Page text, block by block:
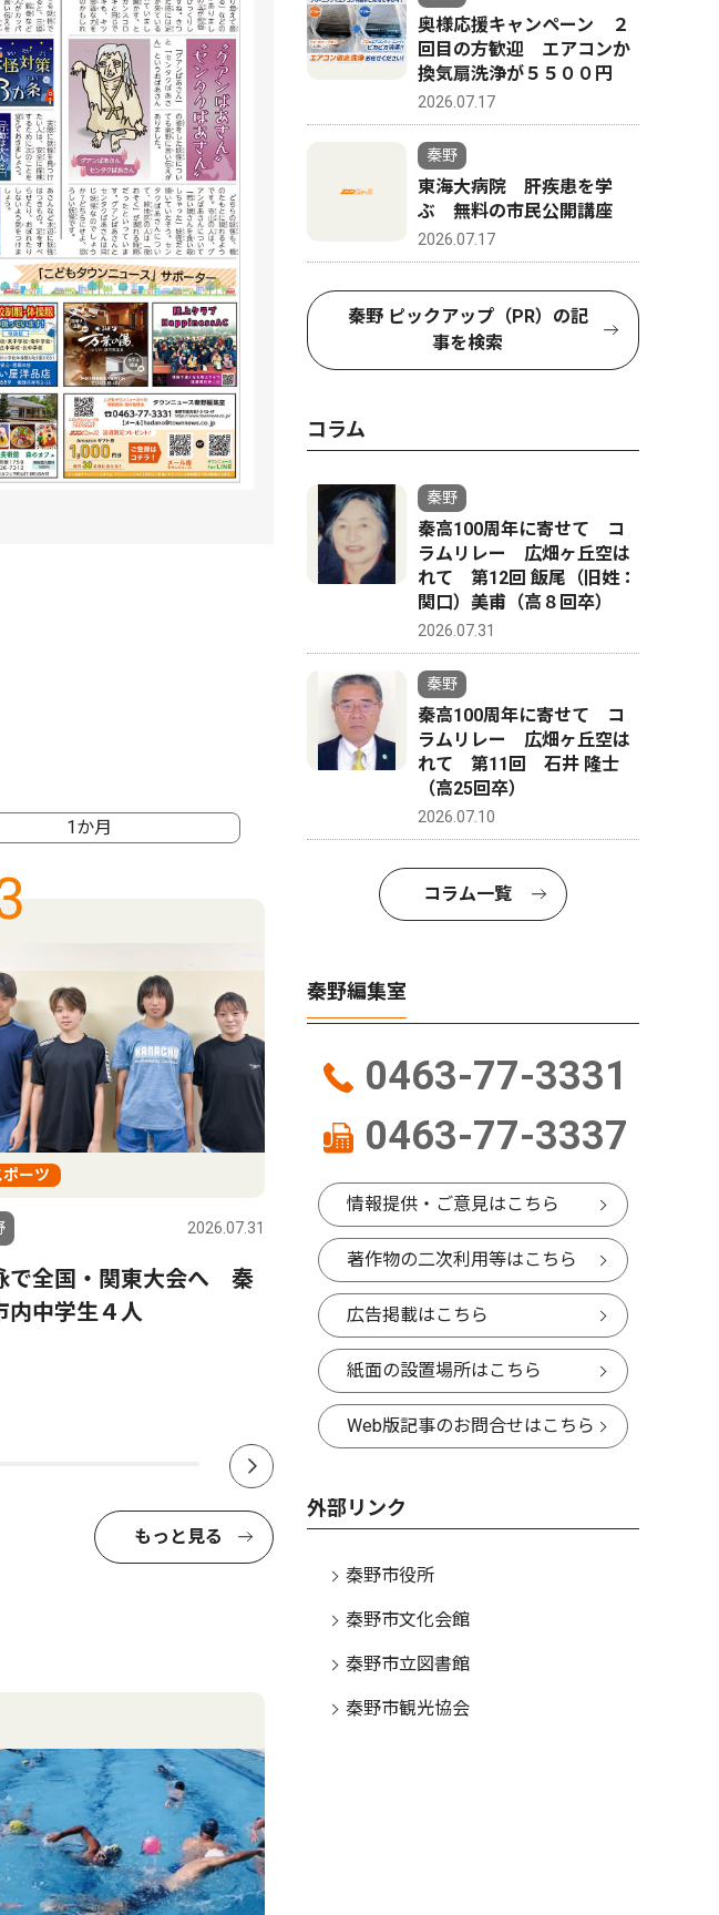
1か月
ポーツ
2026.07.31
で全国・関東大会へ 秦
内中学生４人
秦野 2026.07.31
延長戦制しコメッツ優勝 な
かしん旗争奪野球大会
秦野市戸
さんが、
ク「The
版
もっと見る
奥様応援キャンペーン ２
回目の方歓迎 エアコンか
換気扇洗浄が５５００円
2026.07.17
秦野
東海大病院 肝疾患を学
ぶ 無料の市民公開講座
2026.07.17
秦野 ピックアップ（PR）の記
事を検索
コラム
秦野
秦高100周年に寄せて コ
ラムリレー 広畑ヶ丘空は
れて 第12回 飯尾（旧姓：
関口）美甫（高８回卒）
2026.07.31
秦野
秦高100周年に寄せて コ
ラムリレー 広畑ヶ丘空は
れて 第11回 石井 隆士
（高25回卒）
2026.07.10
コラム一覧
秦野編集室
0463-77-3331
0463-77-3337
情報提供・ご意見はこちら
著作物の二次利用等はこちら
広告掲載はこちら
紙面の設置場所はこちら
Web版記事のお問合せはこちら
外部リンク
秦野市役所
秦野市文化会館
秦野市立図書館
秦野市観光協会